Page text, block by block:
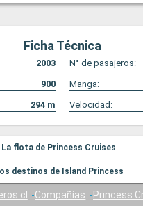
británica y también se
Ficha Técnica
2003 N° de pasajeros:
900 Manga:
294 m Velocidad:
La flota de Princess Cruises
destinos de Island Princess
Compañías
Princess